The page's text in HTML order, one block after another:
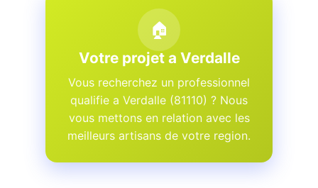
🏠
Votre projet a Verdalle
Vous recherchez un professionnel
qualifie a Verdalle (81110) ? Nous
vous mettons en relation avec les
meilleurs artisans de votre region.